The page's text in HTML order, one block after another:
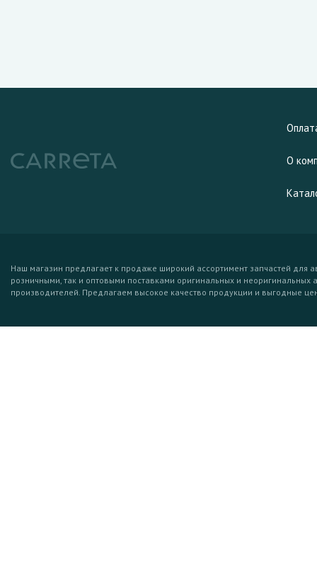
О
Наш магазин предлагает к продаже широкий ассортимент запчастей для
розничными, так и оптовыми поставками оригинальных и неоригинальных
производителей. Предлагаем высокое качество продукции и выгодные